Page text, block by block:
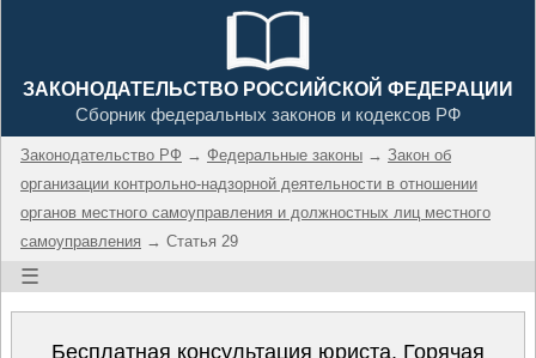
ЗАКОНОДАТЕЛЬСТВО РОССИЙСКОЙ ФЕДЕРАЦИИ
Сборник федеральных законов и кодексов РФ
Законодательство РФ → Федеральные законы → Закон об
организации контрольно-надзорной деятельности в отношении
органов местного самоуправления и должностных лиц местного
самоуправления → Статья 29
☰
Бесплатная консультация юриста. Горячая